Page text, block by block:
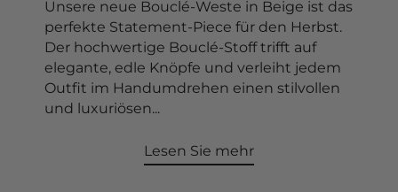
In den Warenkorb
Unsere neue Bouclé-Weste in Beige ist das
perfekte Statement-Piece für den Herbst.
Der hochwertige Bouclé-Stoff trifft auf
elegante, edle Knöpfe und verleiht jedem
Outfit im Handumdrehen einen stilvollen
und luxuriösen...
Lesen Sie mehr